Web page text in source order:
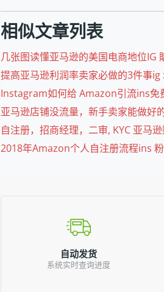
相似文章列表
几张图读懂亚马逊的美国电商地位IG
提高亚马逊利润率卖家必做的3件事
Instagram如何给 Amazon引流ins免
亚马逊店铺没流量，新手卖家能做
自注册，招商经理，二审, KYC 亚马
2018年Amazon个人自注册流程ins
自动发货
系统实时查询进度